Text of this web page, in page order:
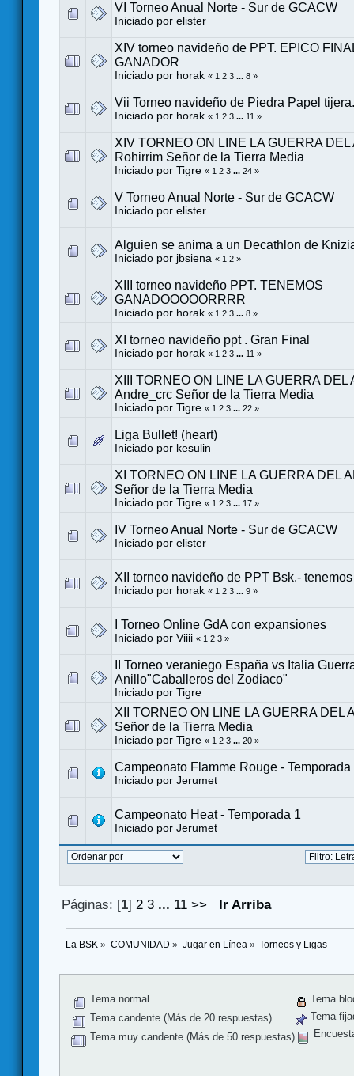
VI Torneo Anual Norte - Sur de GCACW
Iniciado por elister
XIV torneo navideño de PPT. EPICO
GANADOR
Iniciado por horak « 1 2 3 ... 8 »
Vii Torneo navideño de Piedra Papel
Iniciado por horak « 1 2 3 ... 11 »
XIV TORNEO ON LINE LA GUERRA DEL
Rohirrim Señor de la Tierra Media
Iniciado por Tigre « 1 2 3 ... 24 »
V Torneo Anual Norte - Sur de GCACW
Iniciado por elister
Alguien se anima a un Decathlon de
Iniciado por jbsiena « 1 2 »
XIII torneo navideño PPT. TENEMOS
GANADOOOOORRRR
Iniciado por horak « 1 2 3 ... 8 »
XI torneo navideño ppt . Gran Final
Iniciado por horak « 1 2 3 ... 11 »
XIII TORNEO ON LINE LA GUERRA DEL
Andre_crc Señor de la Tierra Media
Iniciado por Tigre « 1 2 3 ... 22 »
Liga Bullet! (heart)
Iniciado por kesulin
XI TORNEO ON LINE LA GUERRA DEL
Señor de la Tierra Media
Iniciado por Tigre « 1 2 3 ... 17 »
IV Torneo Anual Norte - Sur de GCACW
Iniciado por elister
XII torneo navideño de PPT Bsk.-
Iniciado por horak « 1 2 3 ... 9 »
I Torneo Online GdA con expansiones
Iniciado por Viiii « 1 2 3 »
II Torneo veraniego España vs Italia
Anillo"Caballeros del Zodiaco"
Iniciado por Tigre
XII TORNEO ON LINE LA GUERRA DEL
Señor de la Tierra Media
Iniciado por Tigre « 1 2 3 ... 20 »
Campeonato Flamme Rouge - Temporada
Iniciado por Jerumet
Campeonato Heat - Temporada 1
Iniciado por Jerumet
Páginas: [1] 2 3 ... 11 >> Ir Arriba
La BSK » COMUNIDAD » Jugar en Línea » Torneos y Ligas
Tema normal
Tema candente (Más de 20 respuestas)
Tema muy candente (Más de 50 respuestas)
Tema
Tema